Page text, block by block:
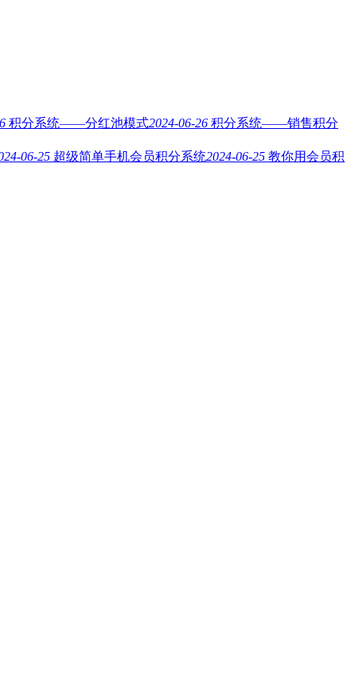
积分系统——分红池模式2024-06-26 积分系统——销售积分
06-25 超级简单手机会员积分系统2024-06-25 教你用会员积